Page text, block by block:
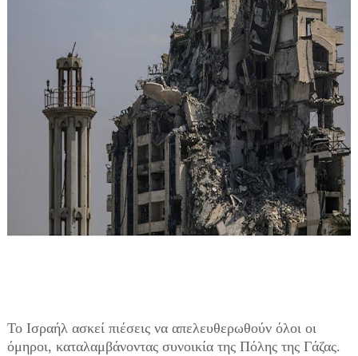
Το Ισραήλ ασκεί πιέσεις να απελευθερωθούν όλοι οι
όμηροι, καταλαμβάνοντας συνοικία της Πόλης της Γάζας.